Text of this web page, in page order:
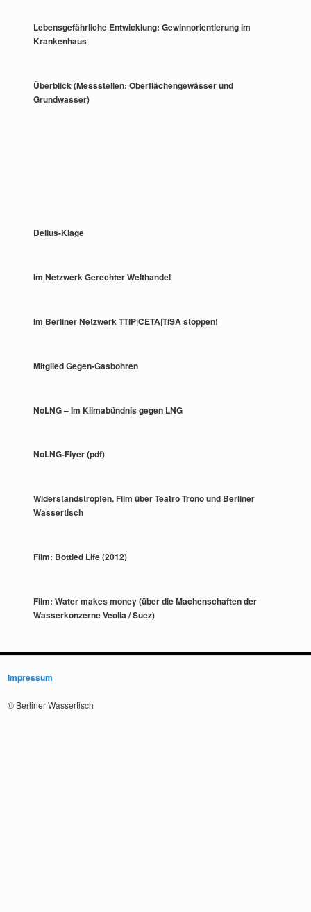
Lebensgefährliche Entwicklung: Gewinnorientierung im
Krankenhaus
Überblick (Messstellen: Oberflächengewässer und
Grundwasser)
Delius-Klage
Im Netzwerk Gerechter Welthandel
Im Berliner Netzwerk TTIP|CETA|TiSA stoppen!
Mitglied Gegen-Gasbohren
NoLNG – Im Klimabündnis gegen LNG
NoLNG-Flyer (pdf)
Widerstandstropfen. Film über Teatro Trono und Berliner
Wassertisch
Film: Bottled Life (2012)
Film: Water makes money (über die Machenschaften der
Wasserkonzerne Veolia / Suez)
Impressum
© Berliner Wassertisch